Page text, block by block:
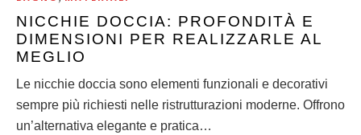
NICCHIE DOCCIA: PROFONDITÀ E
DIMENSIONI PER REALIZZARLE AL
MEGLIO
Le nicchie doccia sono elementi funzionali e decorativi
sempre più richiesti nelle ristrutturazioni moderne. Offrono
un’alternativa elegante e pratica…